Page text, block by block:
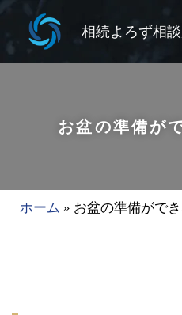
相続よろず相
お盆の準備が
ホーム » お盆の準備がで